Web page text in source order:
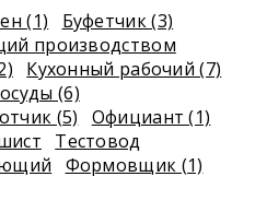
(1)
Буфетчик (3)
производством
Кухонный рабочий (7)
(6)
(5)
Официант (1)
Тестовод
Формовщик (1)